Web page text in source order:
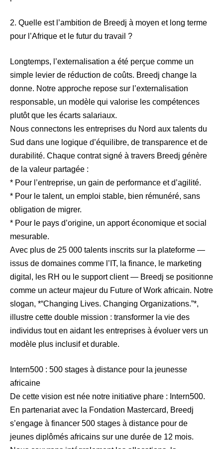
2. Quelle est l’ambition de Breedj à moyen et long terme
pour l’Afrique et le futur du travail ?
Longtemps, l’externalisation a été perçue comme un
simple levier de réduction de coûts. Breedj change la
donne. Notre approche repose sur l’externalisation
responsable, un modèle qui valorise les compétences
plutôt que les écarts salariaux.
Nous connectons les entreprises du Nord aux talents du
Sud dans une logique d’équilibre, de transparence et de
durabilité. Chaque contrat signé à travers Breedj génère
de la valeur partagée :
* Pour l’entreprise, un gain de performance et d’agilité.
* Pour le talent, un emploi stable, bien rémunéré, sans
obligation de migrer.
* Pour le pays d’origine, un apport économique et social
mesurable.
Avec plus de 25 000 talents inscrits sur la plateforme —
issus de domaines comme l’IT, la finance, le marketing
digital, les RH ou le support client — Breedj se positionne
comme un acteur majeur du Future of Work africain. Notre
slogan, *“Changing Lives. Changing Organizations.”*,
illustre cette double mission : transformer la vie des
individus tout en aidant les entreprises à évoluer vers un
modèle plus inclusif et durable.
Intern500 : 500 stages à distance pour la jeunesse
africaine
De cette vision est née notre initiative phare : Intern500.
En partenariat avec la Fondation Mastercard, Breedj
s’engage à financer 500 stages à distance pour de
jeunes diplômés africains sur une durée de 12 mois.